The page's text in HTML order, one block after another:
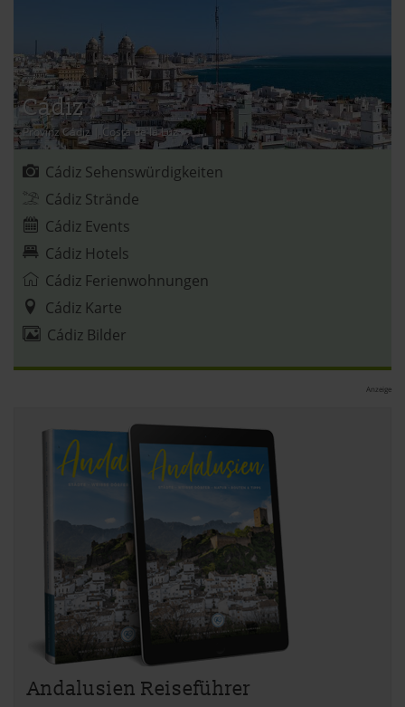
Einige von ihnen sind notwendig, während andere nicht
notwendig sind, jedoch helfen das Onlineangebot zu
verbessern und wirtschaftlich zu betreiben. Du kannst in
den Einsatz der nicht notwendigen Cookies mit dem Klick
auf die Schaltfläche »Akzeptieren« einwilligen oder dich
per Klick auf »Anpassen« anders entscheiden. Die
Einwilligung umfasst alle vorausgewählten, bzw. von dir
ausgewählten Cookies. Du kannst diese Einstellungen
jederzeit aufrufen und Cookies auch nachträglich
jederzeit abwählen. Weitere Hinweise zu den
verwendeten Verfahren und Begrifflichkeiten (z.B.
»Cookies«, »Marketing« und »Statistik«) erhältst du in
der Datenschutzerklärung.
Datenschutzerklärung
Cádiz
Provinz Cádiz|Costa de la Luz
Cádiz Sehenswürdigkeiten
Cádiz Strände
Cádiz Events
Cádiz Hotels
Cádiz Ferienwohnungen
Cádiz Karte
Cádiz Bilder
Anzeige
Andalusien Reiseführer